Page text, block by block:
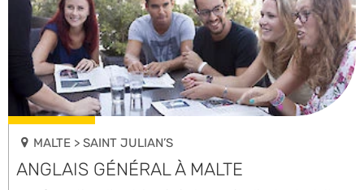
MALTE > SAINT JULIAN’S
ANGLAIS GÉNÉRAL À MALTE